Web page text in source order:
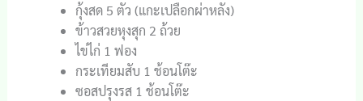
กุ้งสด 5 ตัว (แกะเปลือกผ่าหลัง)
ข้าวสวยหุงสุก 2 ถ้วย
ไข่ไก่ 1 ฟอง
กระเทียมสับ 1 ช้อนโต๊ะ
ซอสปรุงรส 1 ช้อนโต๊ะ